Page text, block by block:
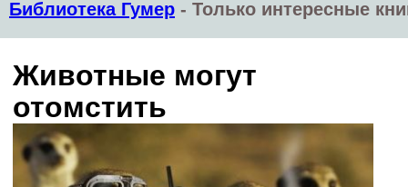
Библиотека Гумер - Только интересные
Животные могут
отомстить